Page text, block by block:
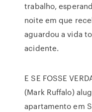
trabalho,
noite em que
aguardou a vida
acidente.
E SE FOSSE
(Mark Ruffalo)
apartamento em